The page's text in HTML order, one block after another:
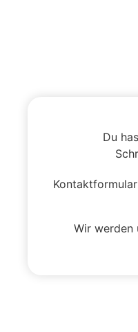
Du
Kontaktformular
Wir werden